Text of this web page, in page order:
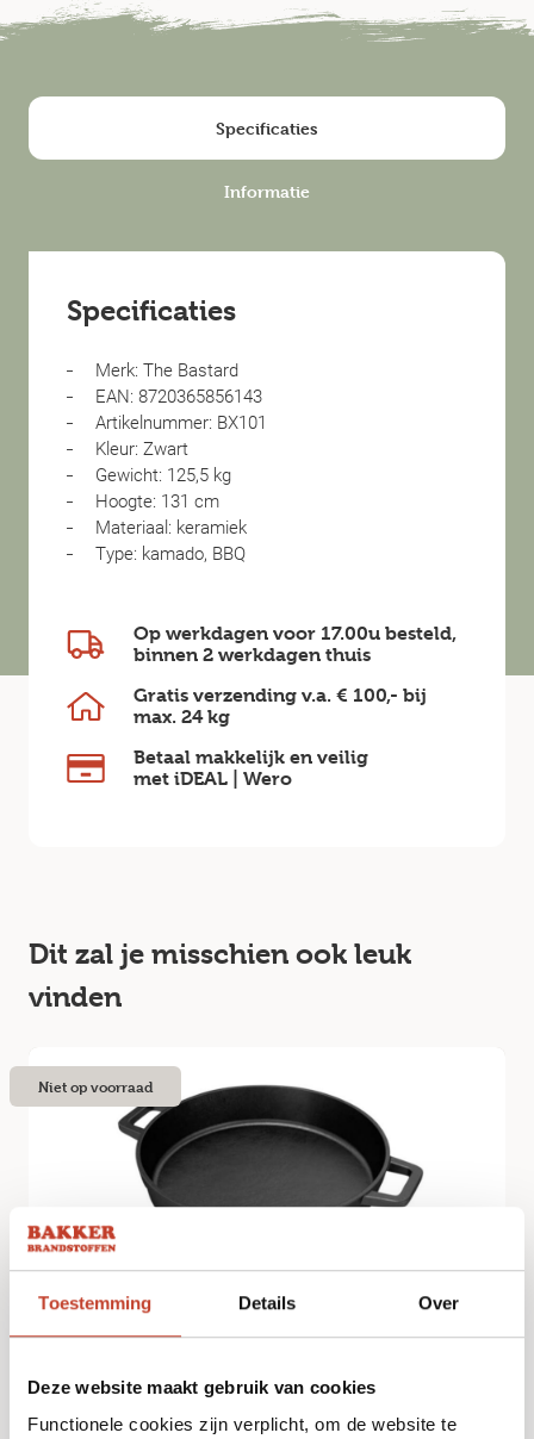
Toestemming Details Over
Deze website maakt gebruik van cookies
Functionele cookies zijn verplicht, om de website te
Specificaties
Informatie
Specificaties
Merk: The Bastard
EAN: 8720365856143
Artikelnummer: BX101
Kleur: Zwart
Gewicht: 125,5 kg
Hoogte: 131 cm
Materiaal: keramiek
Type: kamado, BBQ
Op werkdagen voor 17.00u besteld,
binnen 2 werkdagen thuis
Gratis verzending v.a. € 100,- bij
max. 24 kg
Betaal makkelijk en veilig
met iDEAL | Wero
Dit zal je misschien ook leuk
vinden
€65,95
Niet op voorraad